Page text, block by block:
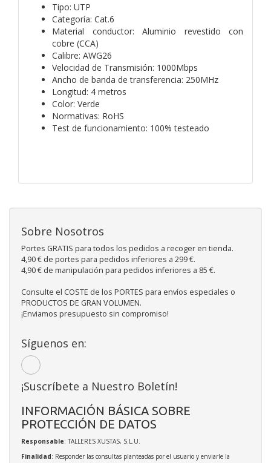
Tipo: UTP
Categoría: Cat.6
Material conductor: Aluminio revestido con
cobre (CCA)
Calibre: AWG26
Velocidad de Transmisión: 1000Mbps
Ancho de banda de transferencia: 250MHz
Longitud: 4 metros
Color: Verde
Normativas: RoHS
Test de funcionamiento: 100% testeado
Sobre Nosotros
Portes GRATIS para todos los pedidos a recoger en tienda.
4,90 € de portes para pedidos inferiores a 299 €.
4,90 € de manipulación para pedidos inferiores a 85 €.
Consulte el COSTE de los PORTES para envíos especiales o
PRODUCTOS DE GRAN VOLUMEN.
¡Enviamos presupuesto sin compromiso!
Síguenos en:
¡Suscríbete a Nuestro Boletín!
INFORMACIÓN BÁSICA SOBRE
PROTECCIÓN DE DATOS
Responsable: TALLERES XUSTAS, S.L.U.
Finalidad: Responder las consultas planteadas por el usuario y enviarle la